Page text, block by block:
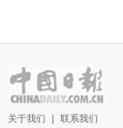
关于我们 联系我们